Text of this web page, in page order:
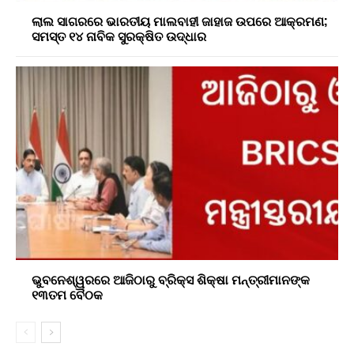
ଲାଲ ସାଗରରେ ଭାରତୀୟ ମାଲବାହୀ ଜାହାଜ ଉପରେ ଆକ୍ରମଣ;
ସମସ୍ତ ୧୪ ନାବିକ ସୁରକ୍ଷିତ ଉଦ୍ଧାର
ଭୁବନେଶ୍ୱରରେ ଆଜିଠାରୁ ବ୍ରିକ୍ସ ଶିକ୍ଷା ମନ୍ତ୍ରୀମାନଙ୍କ
୧୩ତମ ବୈଠକ